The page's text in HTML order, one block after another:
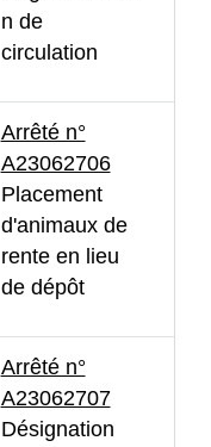
n de
circulation
Arrêté n°
A23062706
Placement
d'animaux de
rente en lieu
de dépôt
Arrêté n°
A23062707
Désignation